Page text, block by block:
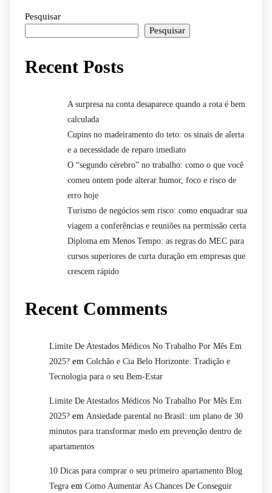
Pesquisar
Pesquisar
Recent Posts
A surpresa na conta desaparece quando a rota é bem
calculada
Cupins no madeiramento do teto: os sinais de alerta
e a necessidade de reparo imediato
O “segundo cérebro” no trabalho: como o que você
comeu ontem pode alterar humor, foco e risco de
erro hoje
Turismo de negócios sem risco: como enquadrar sua
viagem a conferências e reuniões na permissão certa
Diploma em Menos Tempo: as regras do MEC para
cursos superiores de curta duração em empresas que
crescem rápido
Recent Comments
Limite De Atestados Médicos No Trabalho Por Mês Em
2025? em Colchão e Cia Belo Horizonte: Tradição e
Tecnologia para o seu Bem-Estar
Limite De Atestados Médicos No Trabalho Por Mês Em
2025? em Ansiedade parental no Brasil: um plano de 30
minutos para transformar medo em prevenção dentro de
apartamentos
10 Dicas para comprar o seu primeiro apartamento Blog
Tegra em Como Aumentar As Chances De Conseguir